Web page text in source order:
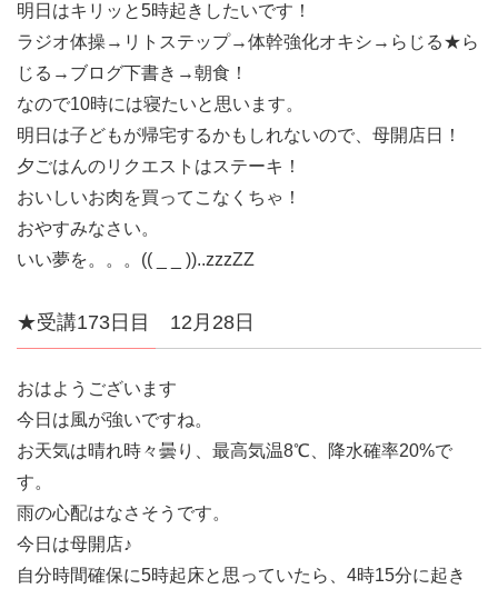
明日はキリッと5時起きしたいです！
ラジオ体操→リトステップ→体幹強化オキシ→らじる★ら
じる→ブログ下書き→朝食！
なので10時には寝たいと思います。
明日は子どもが帰宅するかもしれないので、母開店日！
夕ごはんのリクエストはステーキ！
おいしいお肉を買ってこなくちゃ！
おやすみなさい。
いい夢を。。。(( _ _ ))..zzzZZ
★受講173日目 12月28日
おはようございます
今日は風が強いですね。
お天気は晴れ時々曇り、最高気温8℃、降水確率20%で
す。
雨の心配はなさそうです。
今日は母開店♪
自分時間確保に5時起床と思っていたら、4時15分に起き